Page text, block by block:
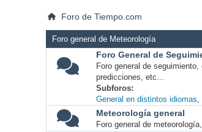
Foro de Tiempo.com
Foro general de Meteorología
Foro General de
Foro general de
predicciones, etc...
Subforos
General en distintos idiomas
Meteorología general
Foro general de